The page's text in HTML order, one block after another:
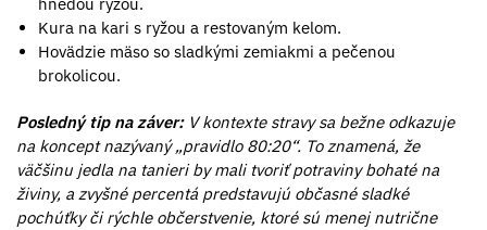
Kura na kari s ryžou a restovaným kelom.
Hovädzie mäso so sladkými zemiakmi a pečenou
brokolicou.
Posledný tip na záver:V kontexte stravy sa bežne odkazuje
na koncept nazývaný „pravidlo 80:20“. To znamená, že
väčšinu jedla na tanieri by mali tvoriť potraviny bohaté na
živiny, a zvyšné percentá predstavujú občasné sladké
pochúťky či rýchle občerstvenie, ktoré sú menej nutrične